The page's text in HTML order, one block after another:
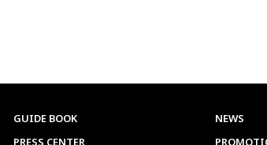
GUIDE BOOK
NEWS